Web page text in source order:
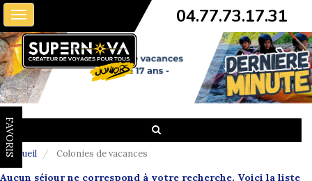
Toggle
navigation
04.77.73.17.31
FAVORIS
Accueil Colonies de vacances
Aucun séjour ne correspond à votre recherche. Voici la liste